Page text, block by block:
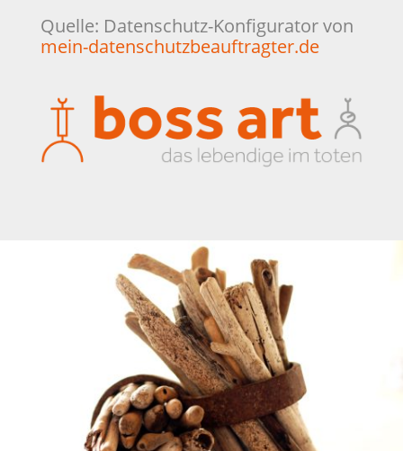
Quelle: Datenschutz-Konfigurator von
mein-datenschutzbeauftragter.de